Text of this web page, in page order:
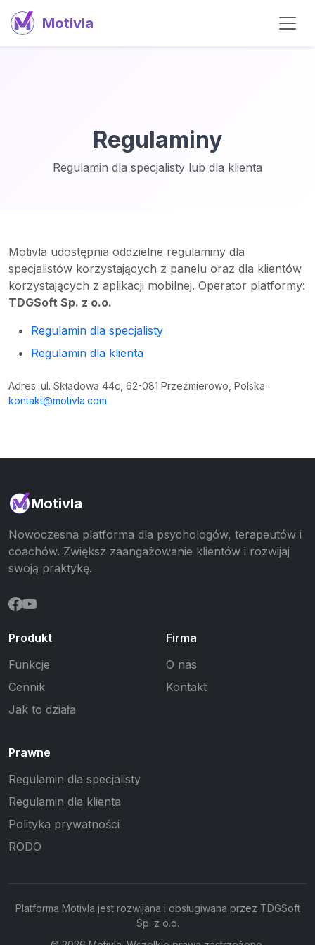
Motivla
Regulaminy
Regulamin dla specjalisty lub dla klienta
Motivla udostępnia oddzielne regulaminy dla
specjalistów korzystających z panelu oraz dla klientów
korzystających z aplikacji mobilnej. Operator platformy:
TDGSoft Sp. z o.o.
Regulamin dla specjalisty
Regulamin dla klienta
Adres: ul. Składowa 44c, 62-081 Przeźmierowo, Polska ·
kontakt@motivla.com
Motivla
Nowoczesna platforma dla psychologów, terapeutów i
coachów. Zwiększ zaangażowanie klientów i rozwijaj
swoją praktykę.
Produkt
Funkcje
Cennik
Jak to działa
Firma
O nas
Kontakt
Prawne
Regulamin dla specjalisty
Regulamin dla klienta
Polityka prywatności
RODO
Platforma Motivla jest rozwijana i obsługiwana przez TDGSoft
Sp. z o.o.